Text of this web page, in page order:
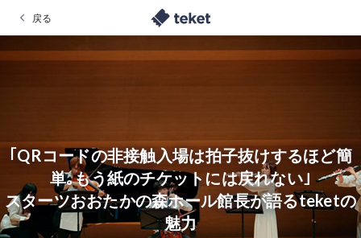
戻る
｢QRコードの非接触入場は拍子抜けするほど簡
単｡もう紙のチケットには戻れない｣
スターツおおたかの森ホール館長が語るteketの
魅力